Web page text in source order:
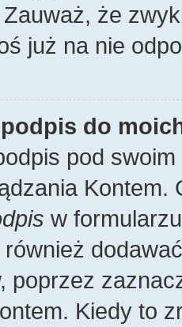
że
już na nie
do
pod
w
poprzez
Kiedy to